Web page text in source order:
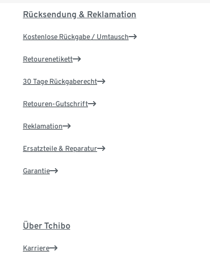
Rücksendung & Reklamation
Kostenlose Rückgabe / Umtausch
Retourenetikett
30 Tage Rückgaberecht
Retouren-Gutschrift
Reklamation
Ersatzteile & Reparatur
Garantie
Über Tchibo
Karriere